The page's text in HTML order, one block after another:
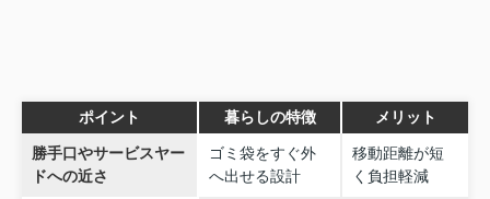
ポイント 暮らしの特徴 メリット
勝手口やサービスヤー
ドへの近さ
ゴミ袋をすぐ外
へ出せる設計
移動距離が短
く負担軽減